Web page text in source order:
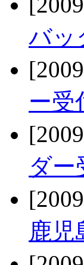
バッ
ー受
ダー
鹿児